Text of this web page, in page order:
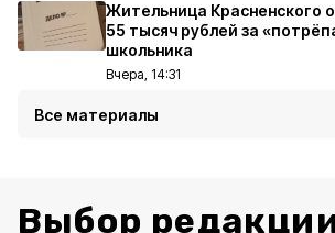
Жительница Красненского
55 тысяч рублей за
школьника
Вчера, 14:31
Все материалы
Выбор